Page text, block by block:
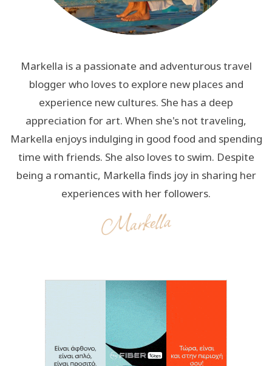
Markella is a passionate and adventurous travel
blogger who loves to explore new places and
experience new cultures. She has a deep
appreciation for art. When she's not traveling,
Markella enjoys indulging in good food and spending
time with friends. She also loves to swim. Despite
being a romantic, Markella finds joy in sharing her
experiences with her followers.